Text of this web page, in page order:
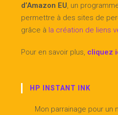
d’Amazon EU, un
permettre à des sites de
grâce à la création de liens
Pour en savoir plus, cliquez
HP INSTANT INK
Mon parrainage pour un